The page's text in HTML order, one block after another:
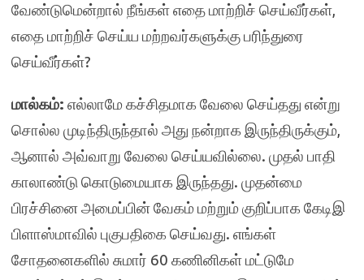
வேண்டுமென்றால் நீங்கள் எதை மாற்றிச் செய்வீர்கள்,
எதை மாற்றிச் செய்ய மற்றவர்களுக்கு பரிந்துரை
செய்வீர்கள்?
மால்கம்: எல்லாமே கச்சிதமாக வேலை செய்தது என்று
சொல்ல முடிந்திருந்தால் அது நன்றாக இருந்திருக்கும்,
ஆனால் அவ்வாறு வேலை செய்யவில்லை. முதல் பாதி
காலாண்டு கொடுமையாக இருந்தது. முதன்மை
பிரச்சினை அமைப்பின் வேகம் மற்றும் குறிப்பாக கேடிஇ
பிளாஸ்மாவில் புகுபதிகை செய்வது. எங்கள்
சோதனைகளில் சுமார் 60 கணினிகள் மட்டுமே